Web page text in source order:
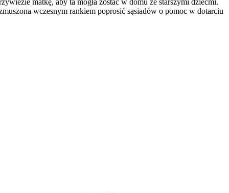
wczesnym rankiem poprosić sąsiadów o pomoc w dotarciu